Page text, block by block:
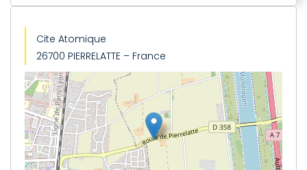
Cite Atomique
26700 PIERRELATTE – France